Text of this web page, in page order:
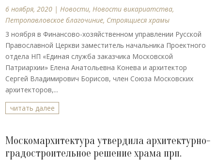
6 ноября, 2020 |Новости,Новости викариатства,
Петропавловское благочиние, Строящиеся храмы
3 ноября в Финансово-хозяйственном управлении Русской
Православной Церкви заместитель начальника Проектного
отдела НП «Единая служба заказчика Московской
Патриархии» Елена Анатольевна Конева и архитектор
Сергей Владимирович Борисов, член Союза Московских
архитекторов,...
читать далее
Москомархитектура утвердила архитектурно-
градостроительное решение храма прп.